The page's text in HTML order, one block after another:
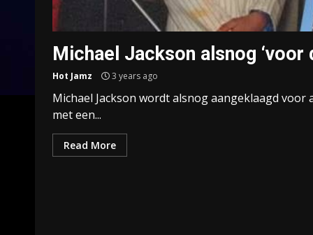
Michael Jackson alsnog ‘voor
Hot Jamz 3 years ago
Michael Jackson wordt alsnog aangeklaagd voor
met een...
Read More